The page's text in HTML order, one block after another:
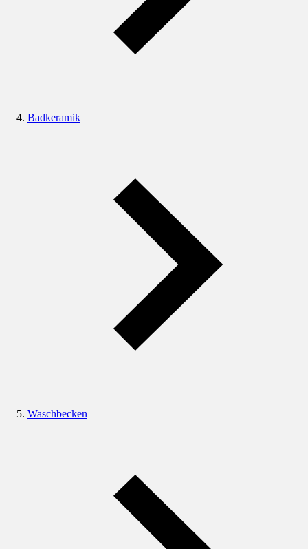
Badkeramik
Waschbecken